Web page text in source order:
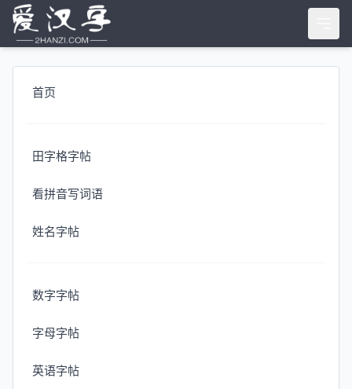
首页
田字格字帖
看拼音写词语
姓名字帖
数字字帖
字母字帖
英语字帖